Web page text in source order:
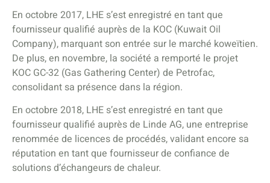
En octobre 2017, LHE s’est enregistré en tant que
fournisseur qualifié auprès de la KOC (Kuwait Oil
Company), marquant son entrée sur le marché koweïtien.
De plus, en novembre, la société a remporté le projet
KOC GC-32 (Gas Gathering Center) de Petrofac,
consolidant sa présence dans la région.
En octobre 2018, LHE s’est enregistré en tant que
fournisseur qualifié auprès de Linde AG, une entreprise
renommée de licences de procédés, validant encore sa
réputation en tant que fournisseur de confiance de
solutions d’échangeurs de chaleur.